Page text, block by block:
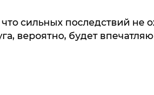
сильных последствий не
вероятно, будет